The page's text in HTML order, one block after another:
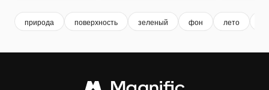
природа поверхность зеленый фон лето